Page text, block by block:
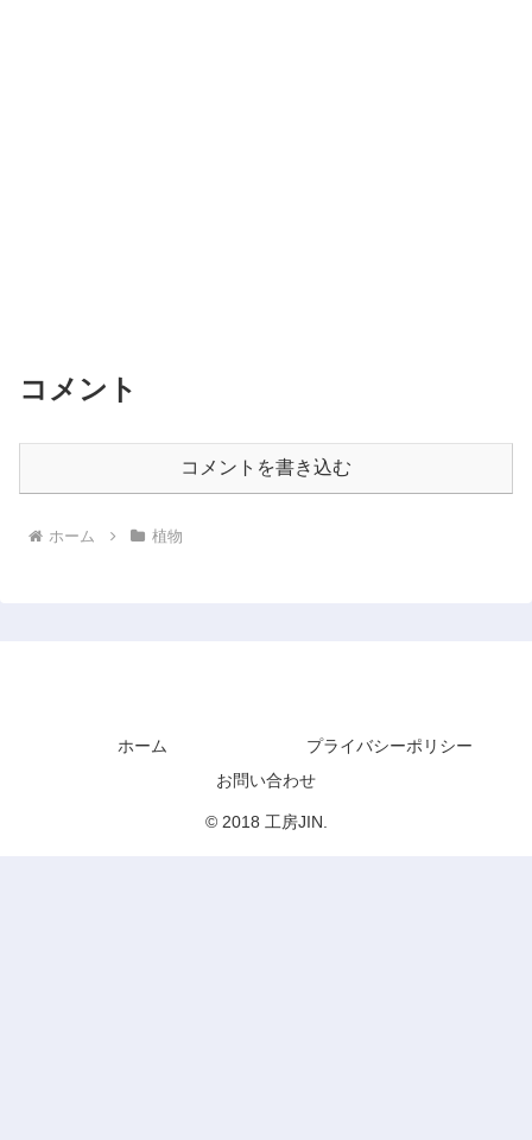
コメント
コメントを書き込む
ホーム 植物
ホーム
プライバシーポリシー
お問い合わせ
© 2018 工房JIN.